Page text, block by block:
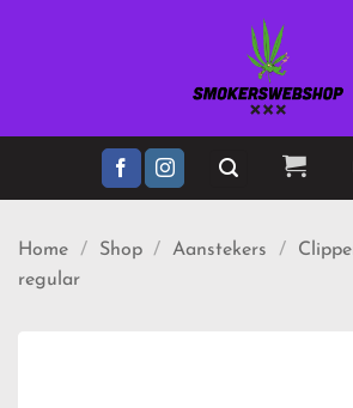
Home / Shop / Aanstekers /
regular